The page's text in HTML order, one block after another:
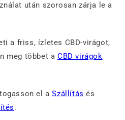
után szorosan zárja le a
a friss, ízletes CBD-virágot,
meg többet aCBD virágok
el aSzállítás és
.